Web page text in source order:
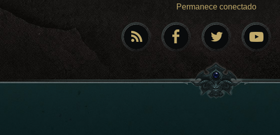
Permanece conectado